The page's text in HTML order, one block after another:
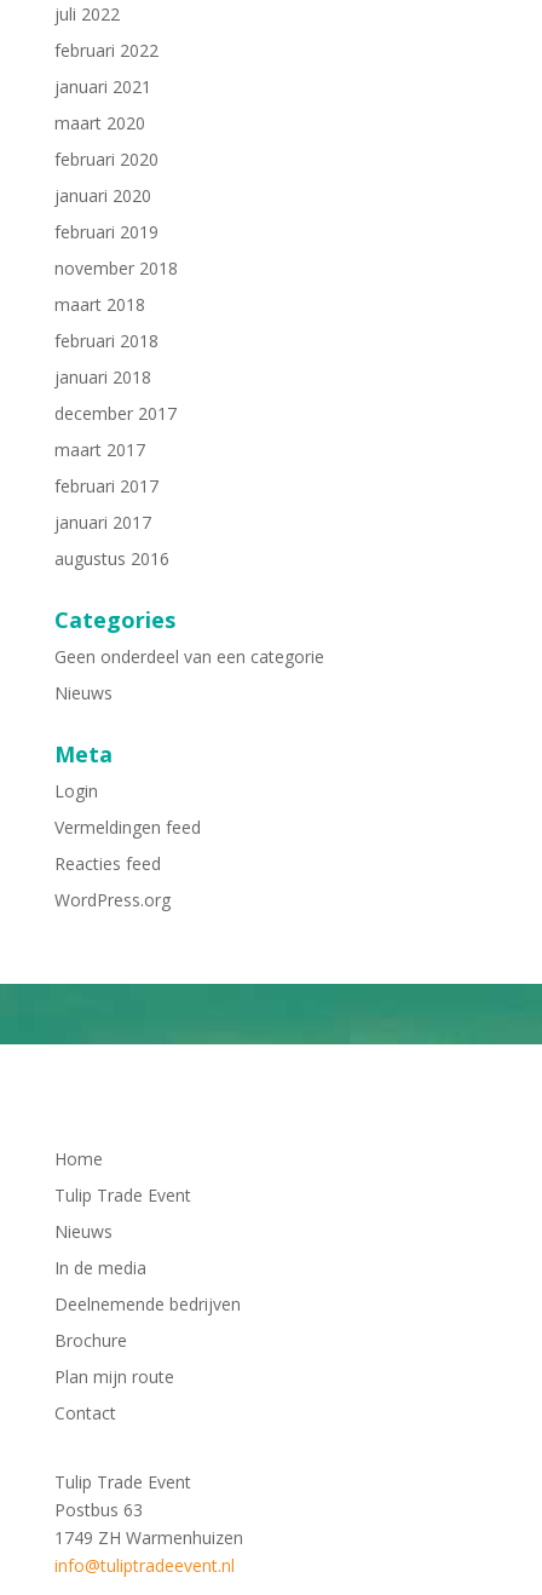
juli 2022
februari 2022
januari 2021
maart 2020
februari 2020
januari 2020
februari 2019
november 2018
maart 2018
februari 2018
januari 2018
december 2017
maart 2017
februari 2017
januari 2017
augustus 2016
Categories
Geen onderdeel van een categorie
Nieuws
Meta
Login
Vermeldingen feed
Reacties feed
WordPress.org
Home
Tulip Trade Event
Nieuws
In de media
Deelnemende bedrijven
Brochure
Plan mijn route
Contact
Tulip Trade Event
Postbus 63
1749 ZH Warmenhuizen
info@tuliptradeevent.nl